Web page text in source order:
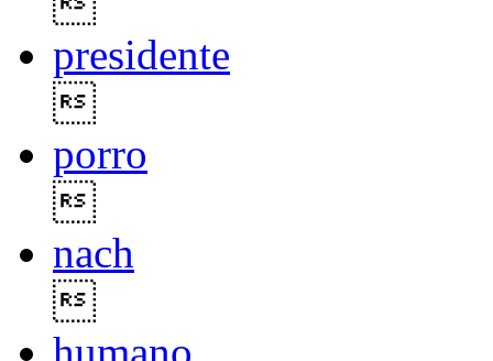
presidente
porro
nach